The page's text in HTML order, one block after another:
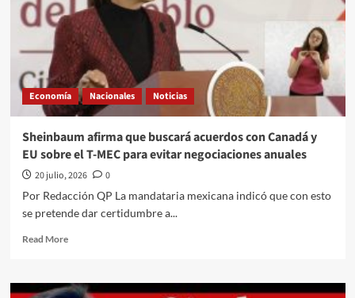
económica
México
durante
mayo:
Inegi
Economía Nacionales Noticias
Sheinbaum afirma que buscará acuerdos con Canadá y
EU sobre el T-MEC para evitar negociaciones anuales
20 julio, 2026
0
Por Redacción QP La mandataria mexicana indicó que con esto
se pretende dar certidumbre a...
Read MoreRead
Sheinbaum